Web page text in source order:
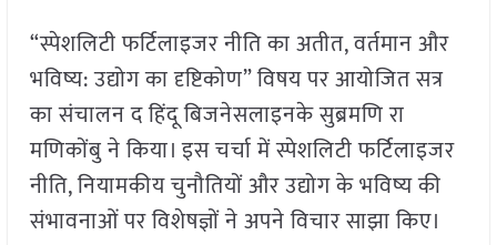
“स्पेशलिटी फर्टिलाइजर नीति का अतीत, वर्तमान और
भविष्य: उद्योग का दृष्टिकोण” विषय पर आयोजित सत्र
का संचालन द हिंदू बिजनेसलाइनके सुब्रमणि रा
मणिकोंबु ने किया। इस चर्चा में स्पेशलिटी फर्टिलाइजर
नीति, नियामकीय चुनौतियों और उद्योग के भविष्य की
संभावनाओं पर विशेषज्ञों ने अपने विचार साझा किए।